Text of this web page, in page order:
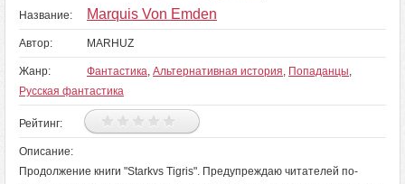
Название: Marquis Von Emden
Автор: MARHUZ
Жанр: Фантастика, Альтернативная история, Попаданцы,
Русская фантастика
Рейтинг:
Описание:
Продолжение книги "Starkvs Tigris". Предупреждаю читателей по-